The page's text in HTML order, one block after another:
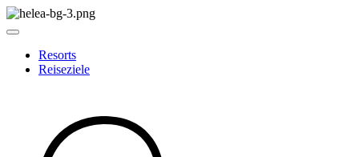
Resorts
Reiseziele